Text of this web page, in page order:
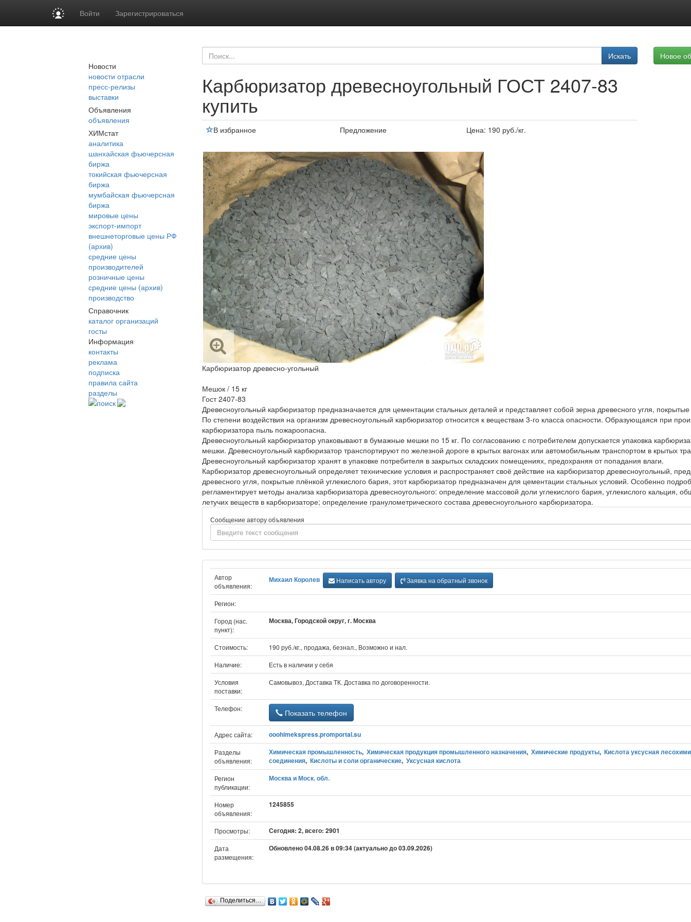
Войти Зарегистрироваться
Новости
новости отрасли
пресс-релизы
выставки
Объявления
объявления
ХИМстат
аналитика
шанхайская фьючерсная
биржа
токийская фьючерсная
биржа
мумбайская фьючерсная
биржа
мировые цены
экспорт-импорт
внешнеторговые цены РФ
(архив)
средние цены
производителей
розничные цены
средние цены (архив)
производство
Справочник
каталог организаций
госты
Информация
контакты
реклама
подписка
правила сайта
разделы
поиск
Искать Новое
Карбюризатор древесноугольный ГОСТ 2407-83
купить
В избранное Предложение Цена: 190 руб./кг.
Карбюризатор древесно-угольный
Мешок / 15 кг
Гост 2407-83
Древесноугольный карбюризатор предназначается для цементации стальных деталей и представляет собой зерна древесного угля,
По степени воздействия на организм древесноугольный карбюризатор относится к веществам 3-го класса опасности. Образующаяся при
карбюризатора пыль пожароопасна.
Древесноугольный карбюризатор упаковывают в бумажные мешки по 15 кг. По согласованию с потребителем допускается упаковка
мешки. Древесноугольный карбюризатор транспортируют по железной дороге в крытых вагонах или автомобильным транспортом в крытых
Древесноугольный карбюризатор хранят в упаковке потребителя в закрытых складских помещениях, предохраняя от попадания влаги.
Карбюризатор древесноугольный определяет технические условия и распространяет своё действие на карбюризатор древесноугольный,
древесного угля, покрытые плёнкой углекислого бария, этот карбюризатор предназначен для цементации стальных условий. Особенно
регламентирует методы анализа карбюризатора древесноугольного: определение массовой доли углекислого бария, углекислого кальция,
летучих веществ в карбюризаторе; определение гранулометрического состава древесноугольного карбюризатора.
Сообщение автору объявления
Автор
объявления:
Михаил Королев Написать автору Заявка на обратный звонок
Регион:
Город (нас.
пункт):
Москва, Городской округ, г. Москва
Стоимость:
190 руб./кг., продажа, безнал., Возможно и нал.
Наличие:
Есть в наличии у себя
Условия
поставки:
Самовывоз, Доставка ТК. Доставка по договоренности.
Телефон: Показать телефон
Адрес сайта: ooohimekspress.promportal.su
Разделы
объявления:
Химическая промышленность, Химическая продукция промышленного назначения, Химические продукты, Кислота уксусная
соединения, Кислоты и соли органические, Уксусная кислота
Регион
публикации:
Москва и Моск. обл.
Номер
объявления:
1245855
Просмотры: Сегодня: 2, всего: 2901
Дата
размещения:
Обновлено 04.08.26 в 09:34 (актуально до 03.09.2026)
Поделиться…